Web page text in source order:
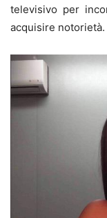
televisivo per
acquisire notorietà.